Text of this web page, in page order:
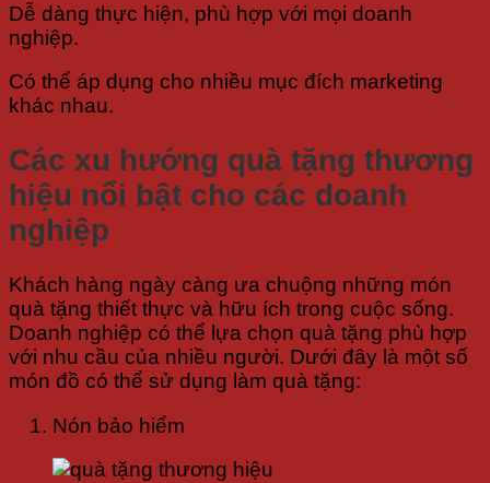
Dễ dàng thực hiện, phù hợp với mọi doanh
nghiệp.
Có thể áp dụng cho nhiều mục đích marketing
khác nhau.
Các xu hướng quà tặng thương
hiệu nổi bật cho các doanh
nghiệp
Khách hàng ngày càng ưa chuộng những món
quà tặng thiết thực và hữu ích trong cuộc sống.
Doanh nghiệp có thể lựa chọn quà tặng phù hợp
với nhu cầu của nhiều người. Dưới đây là một số
món đồ có thể sử dụng làm quà tặng:
Nón bảo hiểm